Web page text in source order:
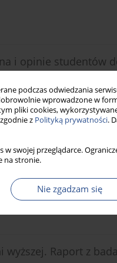
podczas odwiedzania
wprowadzone w
pliki cookies,
z Polityką prywatności.
w swojej przeglądarce.
na stronie.
Nie zgadzam się
i opinie studentów
prognoz
wyższej. Raport z